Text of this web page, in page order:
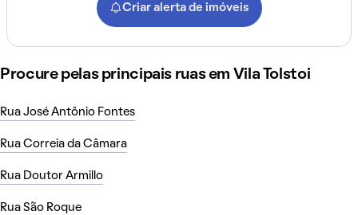
Criar alerta de imóveis
Procure pelas principais ruas em Vila Tolstoi
Rua José Antônio Fontes
Rua Correia da Câmara
Rua Doutor Armillo
Rua São Roque